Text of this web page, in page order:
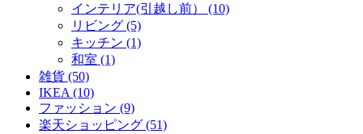
インテリア(引越し前） (10)
リビング (5)
キッチン (1)
和室 (1)
雑貨 (50)
IKEA (10)
ファッション (9)
楽天ショッピング (51)